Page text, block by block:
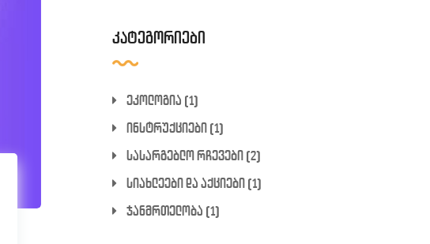
კატეგორიები
ეკოლოგია (1)
ინსტრუქციები (1)
სასარგებლო რჩევები (2)
სიახლეები და აქციები (1)
ჯანმრთელობა (1)